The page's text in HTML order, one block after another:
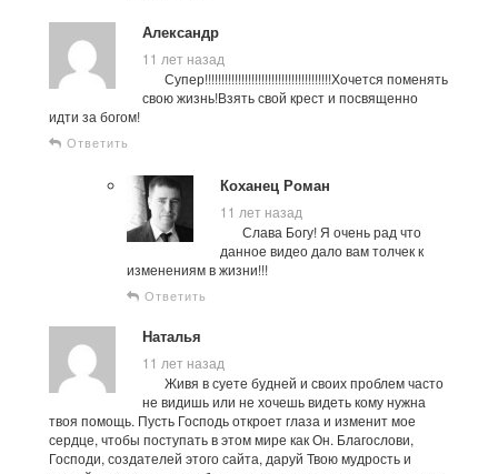
Александр
11 лет назад
Супер!!!!!!!!!!!!!!!!!!!!!!!!!!!!!!!!!!!!!!Хочется поменять
свою жизнь!Взять свой крест и посвященно
идти за богом!
Ответить
Коханец Роман
11 лет назад
Слава Богу! Я очень рад что
данное видео дало вам толчек к
изменениям в жизни!!!
Ответить
Наталья
11 лет назад
Живя в суете будней и своих проблем часто
не видишь или не хочешь видеть кому нужна
твоя помощь. Пусть Господь откроет глаза и изменит мое
сердце, чтобы поступать в этом мире как Он. Благослови,
Господи, создателей этого сайта, даруй Твою мудрость и